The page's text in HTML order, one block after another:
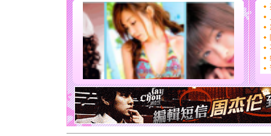
道一声
[春节]
传
片叶子
送你一
[圣诞节]
你太多
要平安
[圣诞节]
能正大光
天都要快
[圣诞节]
如意,快
[元旦]看